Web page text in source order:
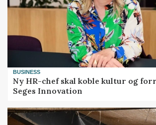
BUSINESS
Ny HR-chef skal koble kultur og
Seges Innovation